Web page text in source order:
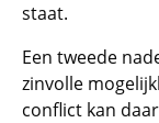
staat.
Een tweede
zinvolle
conflict kan